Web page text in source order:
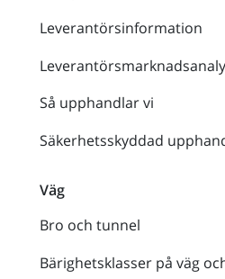
Leverantörsinformation
Så upphandlar vi
Säkerhetsskyddad
Väg
Bro och tunnel
Bärighetsklasser på väg